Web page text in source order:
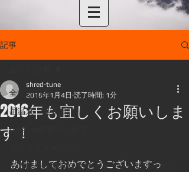
記事
全ての記事
岳温泉・湯守日記
tune-up作業のご報告
矢吹梓の異世界転生 チートスキルを隠しのん
2016年も宜しくお願いしま
す！
shred-tune
2016年1月4日 読了時間: 1分
あけましておめでとうございますっ